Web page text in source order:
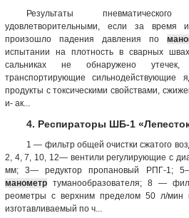
Результаты
удовлетворительными, если за время
произошло падения давления по
испытании на плотность в сварных
сальниках не обнаружено утечек,
транспортирующие сильнодействующие
продукты с токсическими свойствами,
и- ак...
4. Респираторы ШБ-1
1 — фильтр общей очистки сжатого
2, 4, 7, 10, 12— вентили регулирующие с
мм; 3— редуктор пропановый РПГ-1;
манометр туманообразователя; 8 —
реометры с верхним пределом 50 л/мин
изготавливаемый по ч...